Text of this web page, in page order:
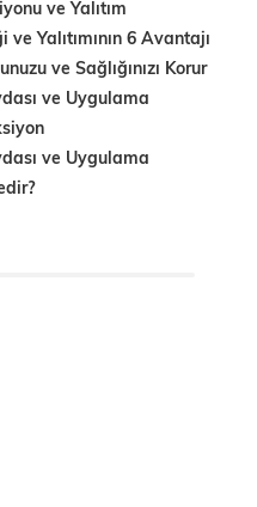
ve Yalıtım
Yalıtımının 6 Avantajı
ve Sağlığınızı Korur
ve Uygulama
ve Uygulama